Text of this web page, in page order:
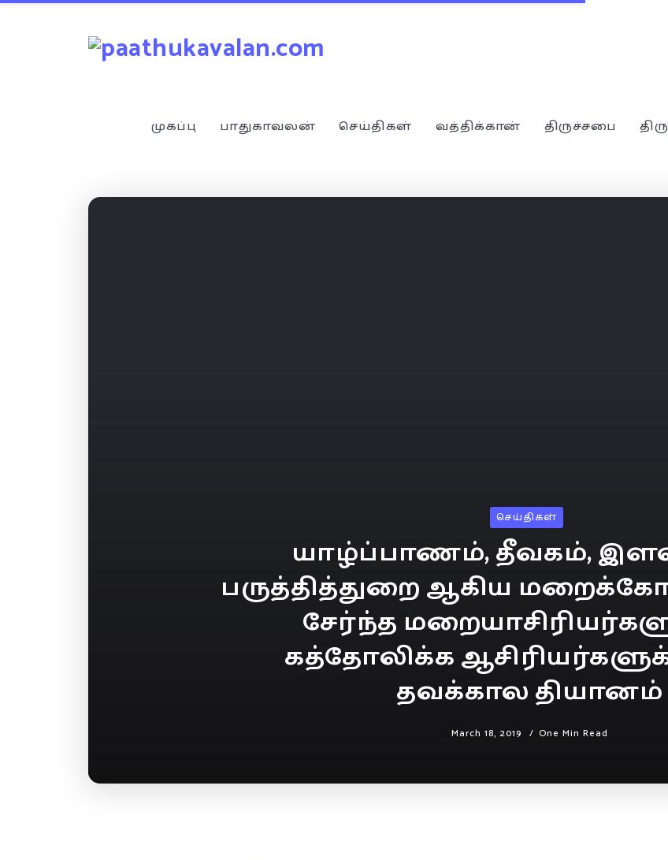
முகப்பு பாதுகாவலன் செய்திகள் வத்திக்கான் திருச்சபை
செய்திகள்
யாழ்ப்பாணம், தீவகம்,
பருத்தித்துறை ஆகிய
சேர்ந்த
கத்தோலிக்க
தவக்கால தியானம்
March 18, 2019 One Min Read